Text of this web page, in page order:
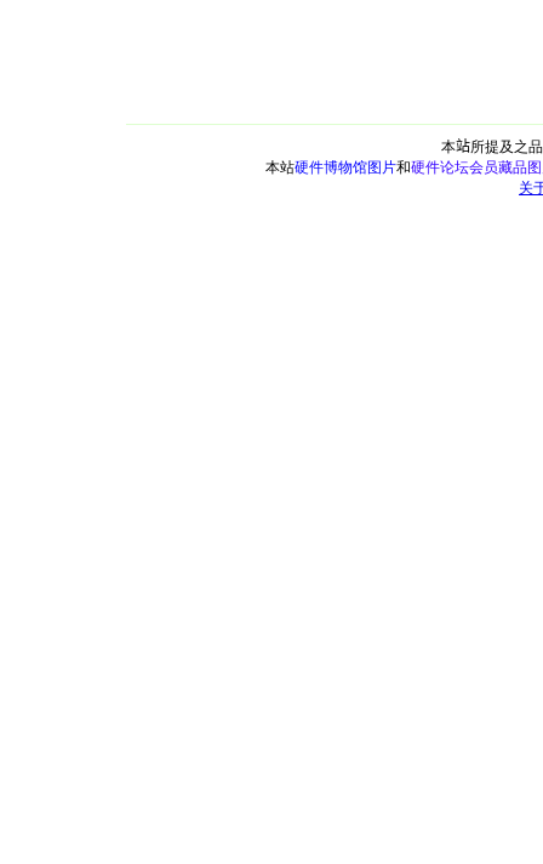
本站所提及之
本站硬件博物馆图片和硬件论坛会员藏品
关